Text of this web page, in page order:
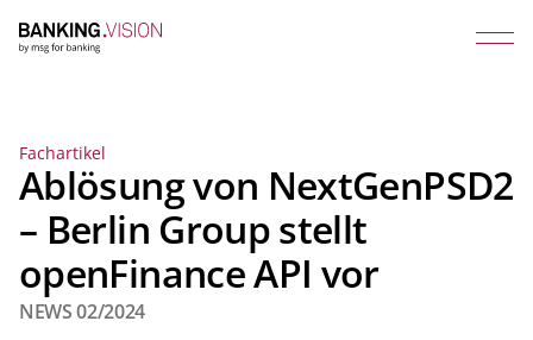
Fachartikel
Ablösung von NextGenPSD2
– Berlin Group stellt
openFinance API vor
NEWS 02/2024